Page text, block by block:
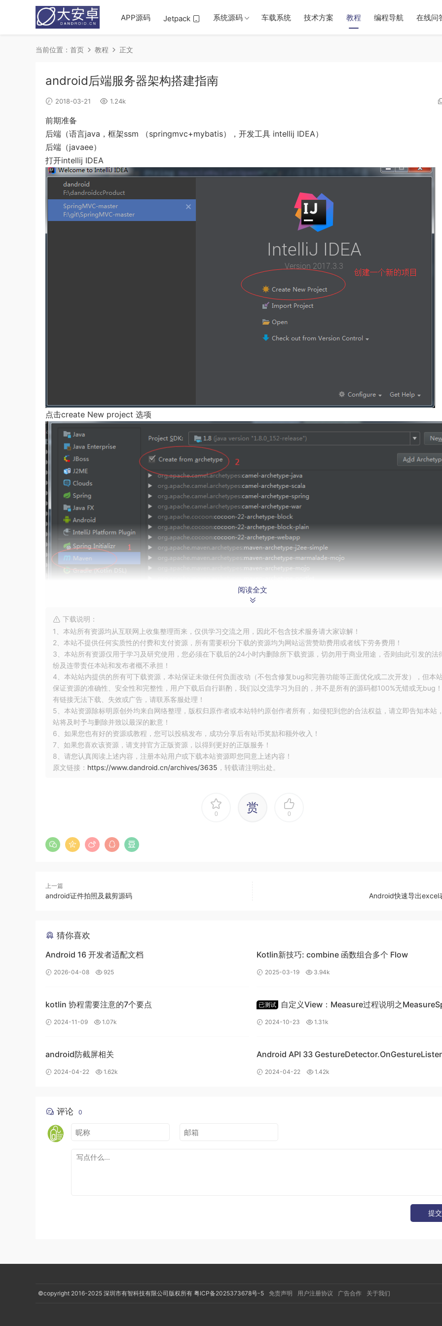
APP源码 Jetpack 系统源码 车载系统 技术方案 教程 编程导航 在线问
当前位置： 首页 教程 正文
android后端服务器架构搭建指南
2018-03-21 1.24k
前期准备
后端（语言java，框架ssm （springmvc+mybatis），开发工具 intellij IDEA）
后端（javaee）
打开intellij IDEA
点击create New project 选项
按照步骤点击next
继续点下一步
阅读全文
下载说明：
1、本站所有资源均从互联网上收集整理而来，仅供学习交流之用，因此不包含技术服务请大家谅解！
2、本站不提供任何实质性的付费和支付资源，所有需要积分下载的资源均为网站运营赞助费用或者线下劳务费用！
3、本站所有资源仅用于学习及研究使用，您必须在下载后的24小时内删除所下载资源，切勿用于商业用途，否则由此引发的法
纷及连带责任本站和发布者概不承担！
4、本站站内提供的所有可下载资源，本站保证未做任何负面改动（不包含修复bug和完善功能等正面优化或二次开发），但本
保证资源的准确性、安全性和完整性，用户下载后自行斟酌，我们以交流学习为目的，并不是所有的源码都100%无错或无bug
有链接无法下载、失效或广告，请联系客服处理！
5、本站资源除标明原创外均来自网络整理，版权归原作者或本站特约原创作者所有，如侵犯到您的合法权益，请立即告知本站
站将及时予与删除并致以最深的歉意！
6、如果您也有好的资源或教程，您可以投稿发布，成功分享后有站币奖励和额外收入！
7、如果您喜欢该资源，请支持官方正版资源，以得到更好的正版服务！
8、请您认真阅读上述内容，注册本站用户或下载本站资源即您同意上述内容！
原文链接： https://www.dandroid.cn/archives/3635 ，转载请注明出处。
0 赏 0
上一篇
android证件拍照及裁剪源码 Android快速导出excel
猜你喜欢
Android 16 开发者适配文档
2026-04-08 925
Kotlin新技巧: combine 函数组合多个 Flow
2025-03-19 3.94k
kotlin 协程需要注意的7个要点
2024-11-09 1.07k
已测试
自定义View：Measure过程说明之
类详细讲解
2024-10-23 1.31k
android防截屏相关
2024-04-22 1.62k
Android API 33 GestureDetector.OnGestureListener
覆写崩溃问题
2024-04-22 1.42k
评论 0
提交
©copyright 2016-2025 深圳市有智科技有限公司版权所有 粤ICP备2025373678号-5 免责声明 用户注册协议 广告合作 关于我们